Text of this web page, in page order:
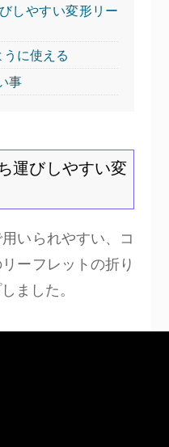
しやすい変形リー
に使える
事
運びしやすい変
いられやすい、コ
ーフレットの折り
ました。